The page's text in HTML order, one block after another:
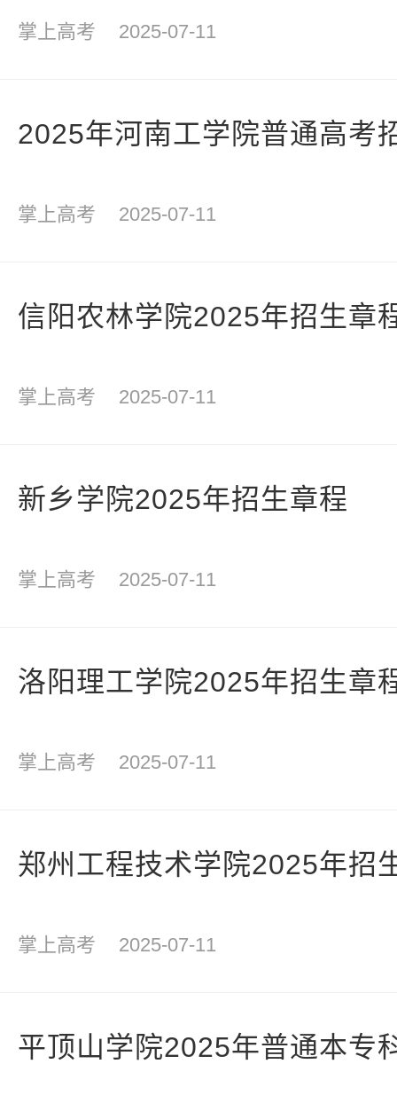
掌上高考 2025-07-11
2025年河南工学院普通高考
掌上高考 2025-07-11
信阳农林学院2025年招生章
掌上高考 2025-07-11
新乡学院2025年招生章程
掌上高考 2025-07-11
洛阳理工学院2025年招生章
掌上高考 2025-07-11
郑州工程技术学院2025年招
掌上高考 2025-07-11
平顶山学院2025年普通本专